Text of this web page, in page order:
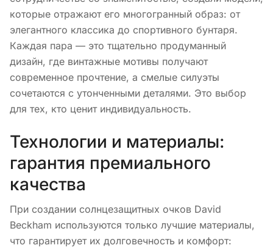
которые отражают его многогранный образ: от
элегантного классика до спортивного бунтаря.
Каждая пара — это тщательно продуманный
дизайн, где винтажные мотивы получают
современное прочтение, а смелые силуэты
сочетаются с утонченными деталями. Это выбор
для тех, кто ценит индивидуальность.
Технологии и материалы:
гарантия премиального
качества
При создании солнцезащитных очков David
Beckham используются только лучшие материалы,
что гарантирует их долговечность и комфорт: